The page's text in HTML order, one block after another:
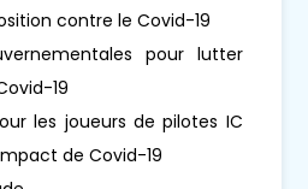
contre le Covid-19
pour lutter
19
les joueurs de pilotes IC
de Covid-19